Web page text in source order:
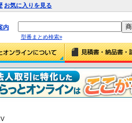
お気に入りを見る
内
型番まとめ検索»